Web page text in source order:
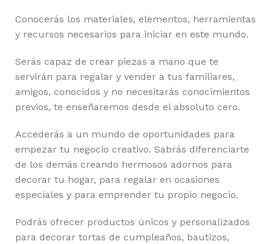
Conocerás los materiales, elementos, herramientas
y recursos necesarios para iniciar en este mundo.
Serás capaz de crear piezas a mano que te
servirán para regalar y vender a tus familiares,
amigos, conocidos y no necesitarás conocimientos
previos, te enseñaremos desde el absoluto cero.
Accederás a un mundo de oportunidades para
empezar tu negocio creativo. Sabrás diferenciarte
de los demás creando hermosos adornos para
decorar tu hogar, para regalar en ocasiones
especiales y para emprender tu propio negocio.
Podrás ofrecer productos únicos y personalizados
para decorar tortas de cumpleaños, bautizos,